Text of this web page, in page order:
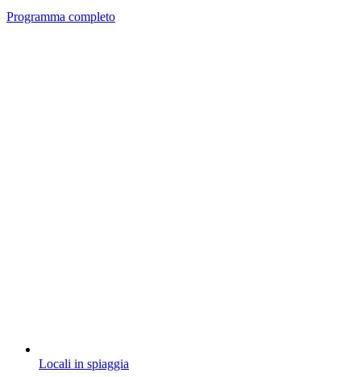
Programma completo
Locali in spiaggia